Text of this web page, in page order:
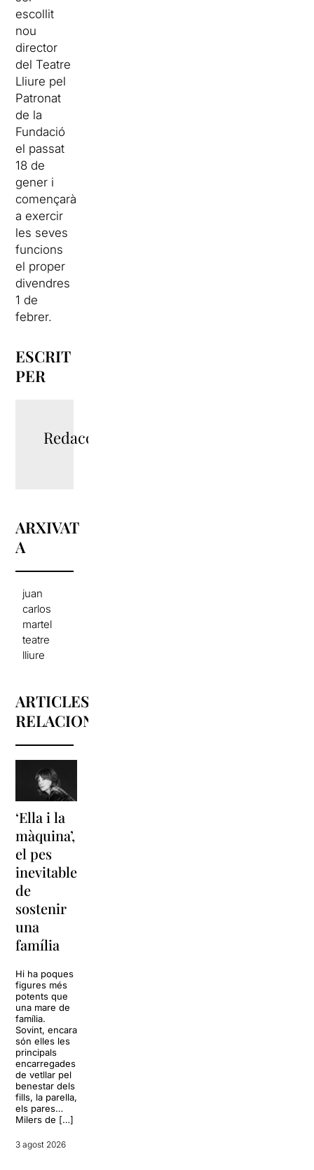
escollit
nou
director
del Teatre
Lliure pel
Patronat
de la
Fundació
el passat
18 de
gener i
començarà
a exercir
les seves
funcions
el proper
divendres
1 de
febrer.
ESCRIT
PER
Redacció
ARXIVAT
A
juan
carlos
martel
teatre
lliure
ARTICLES
RELACIONATS
‘Ella i la
màquina’,
el pes
inevitable
de
sostenir
una
família
Hi ha poques
figures més
potents que
una mare de
família.
Sovint, encara
són elles les
principals
encarregades
de vetllar pel
benestar dels
fills, la parella,
els pares…
Milers de […]
3 agost 2026